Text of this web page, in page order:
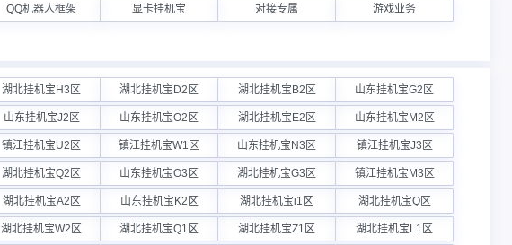
QQ机器人框架 显卡挂机宝 对接专属 游戏业务
湖北挂机宝H3区 湖北挂机宝D2区 湖北挂机宝B2区 山东挂机宝G2区
山东挂机宝J2区 山东挂机宝O2区 湖北挂机宝E2区 山东挂机宝M2区
镇江挂机宝U2区 镇江挂机宝W1区 山东挂机宝N3区 镇江挂机宝J3区
湖北挂机宝Q2区 山东挂机宝O3区 湖北挂机宝G3区 镇江挂机宝M3区
湖北挂机宝A2区 山东挂机宝K2区 湖北挂机宝i1区 湖北挂机宝Q区
湖北挂机宝W2区 湖北挂机宝Q1区 湖北挂机宝Z1区 湖北挂机宝L1区